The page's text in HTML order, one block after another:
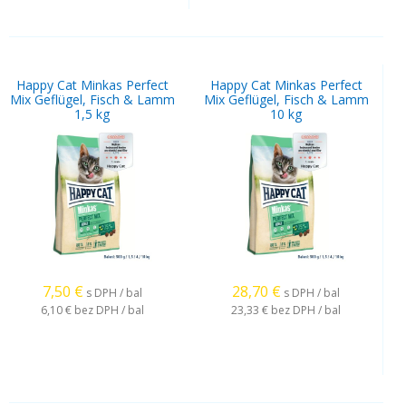
Happy Cat Minkas Perfect
Mix Geflügel, Fisch & Lamm
1,5 kg
7,50 € s DPH / bal
6,10 € bez DPH / bal
Happy Cat Minkas Perfect
Mix Geflügel, Fisch & Lamm
10 kg
28,70 € s DPH / bal
23,33 € bez DPH / bal